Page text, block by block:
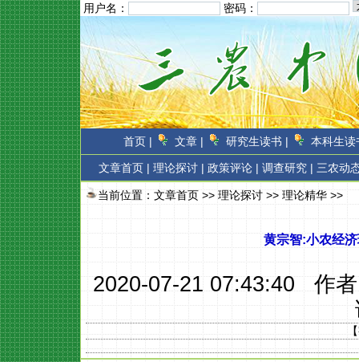
用户名： 密码：
首页 | 文章 | 研究生读书 | 本科生读
文章首页 | 理论探讨 | 政策评论 | 调查研究 | 三农动
当前位置： 文章首页 >>理论探讨 >> 理论精华 >>
黄宗智:小农经
2020-07-21 07:43:40 作